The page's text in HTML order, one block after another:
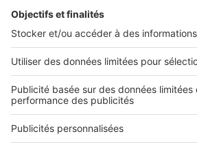
2 rue des Italiens 75009
01 53 38 80 00